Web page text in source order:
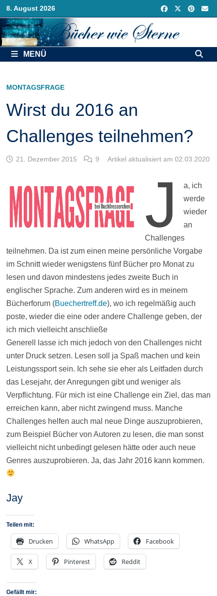
Zurück
zum
Inhalt
8. August 2026
MENÜ
MONTAGSFRAGE
Wirst du 2016 an
Challenges teilnehmen?
21. Dezember 2015 9 Artikel aktualisiert am 02.03.2020
J
a, ich
werde
wieder
an
Challenges
teilnehmen. Da ist zum einen meine persönliche Vorgabe
im Schnitt wieder wenigstens fünf Bücher pro Monat zu
lesen und davon mindestens jedes zweite Buch in
englischer Sprache. Zum anderen wird es in meinem
Bücherforum (Buechertreff.de), wo ich regelmäßig auch
poste, wieder die eine oder andere Challenge geben, der
ich mich vielleicht anschließe
Generell lasse ich mich jedoch von den Challenges nicht
unter Druck setzen. Lesen soll ja Spaß machen und kein
Leistungssport sein. Ich sehe sie eher als Leitfaden durch
das Lesejahr, der Anregungen gibt und weniger als
Verpflichtung. Für mich ist eine Challenge ein Ziel, das man
erreichen kann, aber nicht zwingend muss. Manche
Challenges helfen auch mal neue Dinge auszuprobieren,
zum Beispiel Bücher von Autoren zu lesen, die man sonst
vielleicht nicht unbedingt gelesen hätte oder auch neue
Genres auszuprobieren. Ja, das Jahr 2016 kann kommen.
Jay
Teilen mit:
Drucken WhatsApp Facebook
X Pinterest Reddit
Gefällt mir: